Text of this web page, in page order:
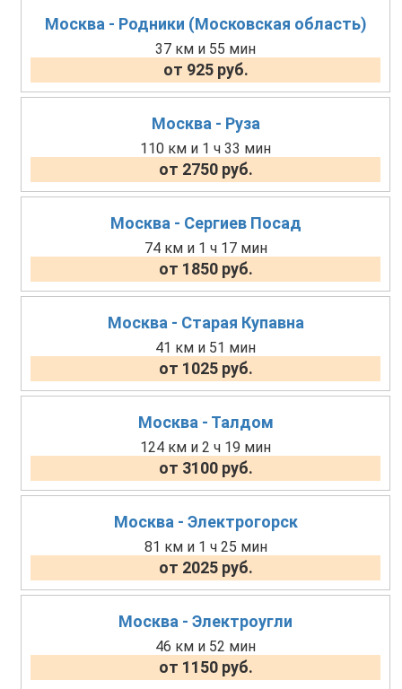
Москва - Родники (Московская область)
37 км и 55 мин
от 925 руб.
Москва - Руза
110 км и 1 ч 33 мин
от 2750 руб.
Москва - Сергиев Посад
74 км и 1 ч 17 мин
от 1850 руб.
Москва - Старая Купавна
41 км и 51 мин
от 1025 руб.
Москва - Талдом
124 км и 2 ч 19 мин
от 3100 руб.
Москва - Электрогорск
81 км и 1 ч 25 мин
от 2025 руб.
Москва - Электроугли
46 км и 52 мин
от 1150 руб.